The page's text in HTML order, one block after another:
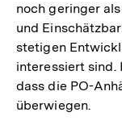
noch geringer
und
stetigen
interessiert sind.
dass die PO-
überwiegen.